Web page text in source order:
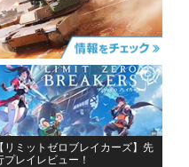
【リミットゼロブレイカーズ】先
プレイレビュー！